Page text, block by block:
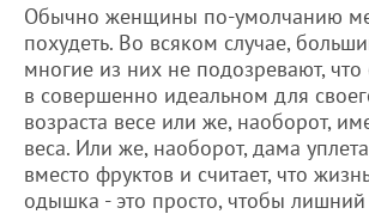
Обычно женщины по-умолчанию
похудеть. Во всяком случае,
многие из них не подозревают, что
в совершенно идеальном для
возраста весе или же, наоборот,
веса. Или же, наоборот, дама
вместо фруктов и считает, что
одышка - это просто, чтобы лишний